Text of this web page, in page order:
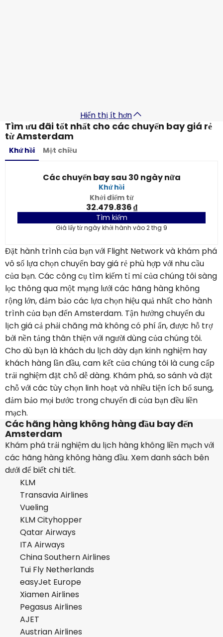
Hiển thị ít hơn
Tìm ưu đãi tốt nhất cho các chuyến bay giá rẻ
từ Amsterdam
Khứ hồi Một chiều
Các chuyến bay sau 30 ngày nữa
Khứ hồi
Khởi điểm từ
32.479.836 ₫
Tìm kiếm
Giá lấy từ ngày khởi hành vào 2 thg 9
Đặt hành trình của bạn với Flight Network và khám phá
vô số lựa chọn chuyến bay giá rẻ phù hợp với nhu cầu
của bạn. Các công cụ tìm kiếm tỉ mỉ của chúng tôi sàng
lọc thông qua một mạng lưới các hãng hàng không
rộng lớn, đảm bảo các lựa chọn hiệu quả nhất cho hành
trình của bạn đến Amsterdam. Tận hưởng chuyến du
lịch giá cả phải chăng mà không có phí ẩn, được hỗ trợ
bởi nền tảng thân thiện với người dùng của chúng tôi.
Cho dù bạn là khách du lịch dày dạn kinh nghiệm hay
khách hàng lần đầu, cam kết của chúng tôi là cung cấp
trải nghiệm đặt chỗ dễ dàng. Khám phá, so sánh và đặt
chỗ với các tùy chọn linh hoạt và nhiều tiện ích bổ sung,
đảm bảo mọi bước trong chuyến đi của bạn đều liền
mạch.
Các hãng hàng không hàng đầu bay đến
Amsterdam
Khám phá trải nghiệm du lịch hàng không liền mạch với
các hãng hàng không hàng đầu. Xem danh sách bên
dưới để biết chi tiết.
KLM
Transavia Airlines
Vueling
KLM Cityhopper
Qatar Airways
ITA Airways
China Southern Airlines
Tui Fly Netherlands
easyJet Europe
Xiamen Airlines
Pegasus Airlines
AJET
Austrian Airlines